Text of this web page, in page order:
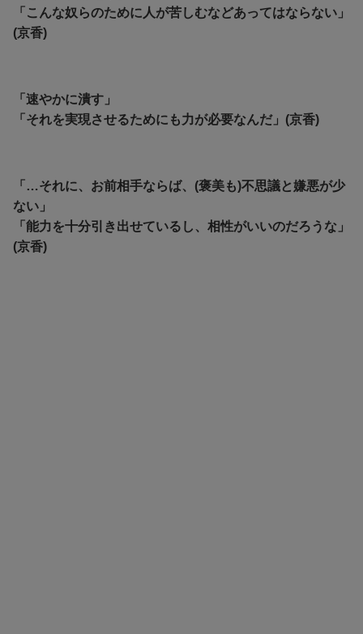
「こんな奴らのために人が苦しむなどあってはならない」
(京香)
「速やかに潰す」
「それを実現させるためにも力が必要なんだ」(京香)
「…それに、お前相手ならば、(褒美も)不思議と嫌悪が少
ない」
「能力を十分引き出せているし、相性がいいのだろうな」
(京香)